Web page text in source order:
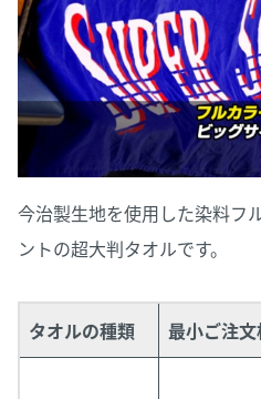
今治製生地を使用した染料フ
ントの超大判タオルです。
タオルの種類 最小ご注